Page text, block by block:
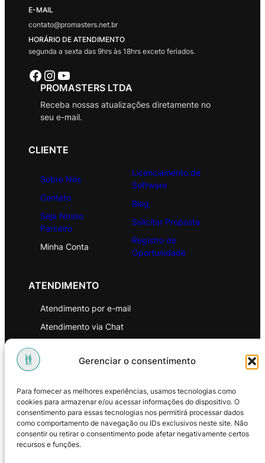
Gerenciar o consentimento
Para fornecer as melhores experiências, usamos tecnologias como
cookies para armazenar e/ou acessar informações do dispositivo. O
consentimento para essas tecnologias nos permitirá processar dados
como comportamento de navegação ou IDs exclusivos neste site. Não
consentir ou retirar o consentimento pode afetar negativamente certos
recursos e funções.
E-MAIL
contato@promasters.net.br
HORÁRIO DE ATENDIMENTO
segunda a sexta das 9hrs às 18hrs exceto feriados.
Facebook Instagram Youtube
PROMASTERS LTDA
Receba nossas atualizações diretamente no
seu e-mail.
CLIENTE
Sobre Nós
Contato
Seja Nosso
Parceiro
Minha Conta
Licenciamento de
Software
Blog
Solicitar Proposta
Registro de
Oportunidade
ATENDIMENTO
Atendimento por e-mail
Atendimento via Chat
Política de Privacidade
Política de Troca e Devoluções
Política de Reembolso